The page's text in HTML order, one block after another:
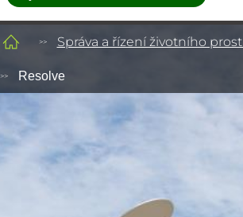
Správa a řízení životního
Resolve